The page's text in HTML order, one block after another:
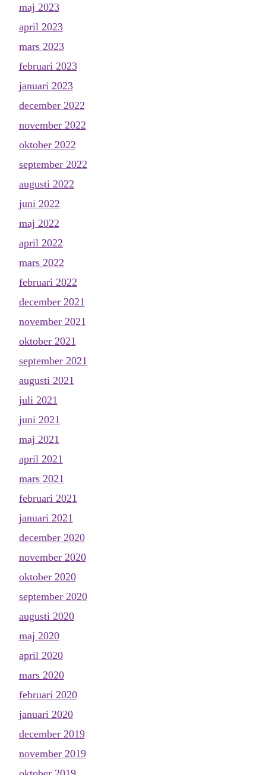
maj 2023
april 2023
mars 2023
februari 2023
januari 2023
december 2022
november 2022
oktober 2022
september 2022
augusti 2022
juni 2022
maj 2022
april 2022
mars 2022
februari 2022
december 2021
november 2021
oktober 2021
september 2021
augusti 2021
juli 2021
juni 2021
maj 2021
april 2021
mars 2021
februari 2021
januari 2021
december 2020
november 2020
oktober 2020
september 2020
augusti 2020
maj 2020
april 2020
mars 2020
februari 2020
januari 2020
december 2019
november 2019